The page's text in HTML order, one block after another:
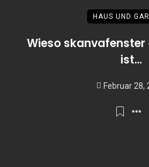
HAUS UND
Wieso skanvafenster
ist…
Februar 28,